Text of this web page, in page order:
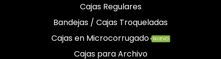
Cajas Regulares
Bandejas / Cajas Troqueladas
Cajas en Microcorrugado
NUEVO
Cajas para Archivo